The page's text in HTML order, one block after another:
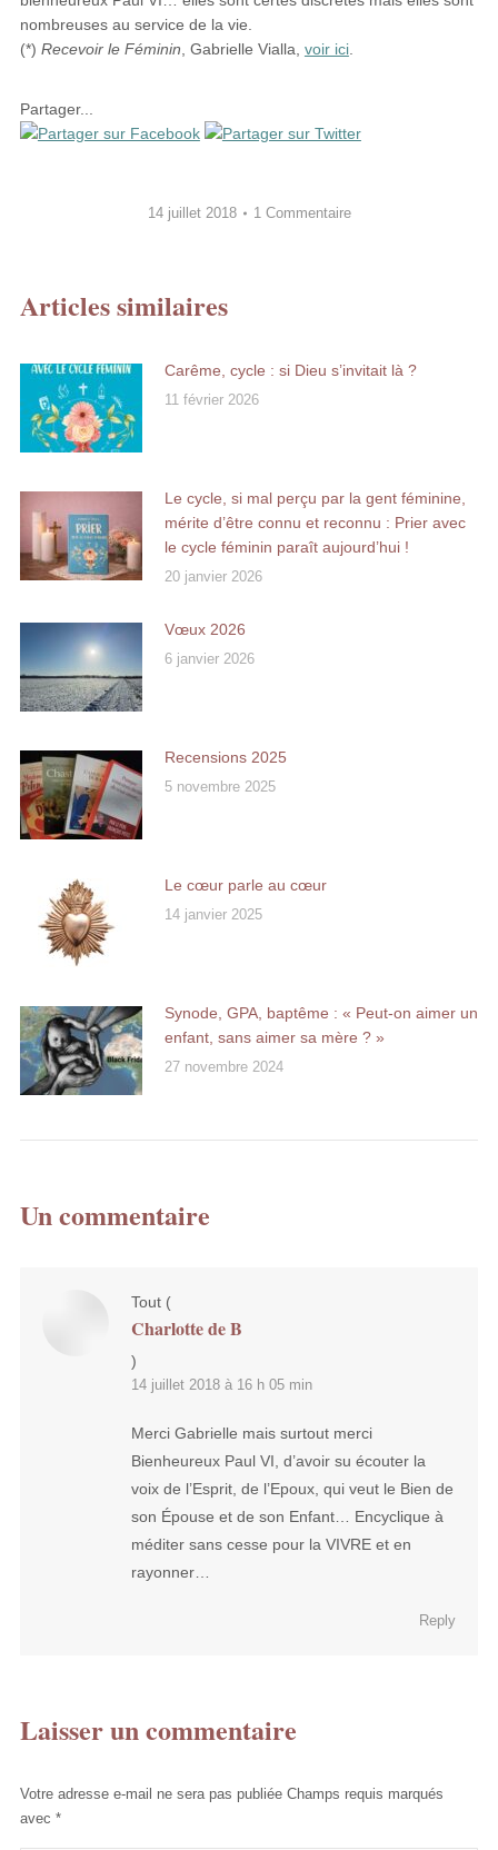
nombreuses au service de la vie.
(*) Recevoir le Féminin, Gabrielle Vialla, voir ici.
Partager...
14 juillet 2018 1 Commentaire
Articles similaires
Carême, cycle : si Dieu s’invitait là ?
11 février 2026
Le cycle, si mal perçu par la gent féminine,
mérite d’être connu et reconnu : Prier avec
le cycle féminin paraît aujourd’hui !
20 janvier 2026
Vœux 2026
6 janvier 2026
Recensions 2025
5 novembre 2025
Le cœur parle au cœur
14 janvier 2025
Synode, GPA, baptême : « Peut-on aimer un
enfant, sans aimer sa mère ? »
27 novembre 2024
Un commentaire
Tout (
Charlotte de B
)
14 juillet 2018 à 16 h 05 min
Merci Gabrielle mais surtout merci
Bienheureux Paul VI, d’avoir su écouter la
voix de l’Esprit, de l’Epoux, qui veut le Bien de
son Épouse et de son Enfant… Encyclique à
méditer sans cesse pour la VIVRE et en
rayonner…
Reply
Laisser un commentaire
Votre adresse e-mail ne sera pas publiée Champs requis marqués
avec *